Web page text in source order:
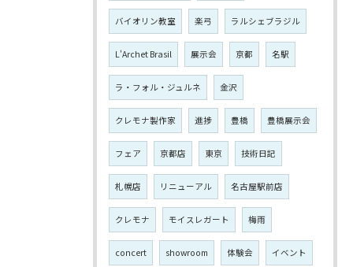
バイオリン教室 楽弓 ラルシェブラジル
L'Archet Brasil 展示会 京都 名駅
ラ・フォル・ジュルネ 金沢
クレモナ製作家 進捗 豊橋 豊橋展示会
フェア 京都店 東京 技術日記
札幌店 リニューアル 名古屋駅前店
クレモナ モイスレガート 梅雨
concert showroom 体験会 イベント